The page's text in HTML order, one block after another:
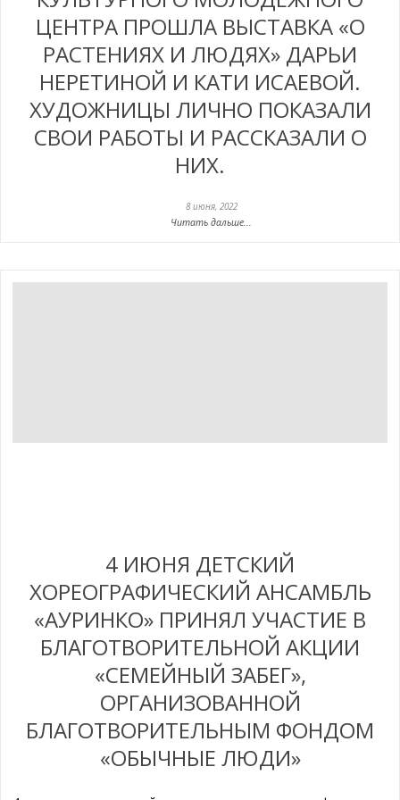
ЦЕНТРА ПРОШЛА ВЫСТАВКА «О
РАСТЕНИЯХ И ЛЮДЯХ» ДАРЬИ
НЕРЕТИНОЙ И КАТИ ИСАЕВОЙ.
ХУДОЖНИЦЫ ЛИЧНО ПОКАЗАЛИ
СВОИ РАБОТЫ И РАССКАЗАЛИ О
НИХ.
8 июня, 2022
Читать дальше...
4 ИЮНЯ ДЕТСКИЙ
ХОРЕОГРАФИЧЕСКИЙ АНСАМБЛЬ
«АУРИНКО» ПРИНЯЛ УЧАСТИЕ В
БЛАГОТВОРИТЕЛЬНОЙ АКЦИИ
«СЕМЕЙНЫЙ ЗАБЕГ»,
ОРГАНИЗОВАННОЙ
БЛАГОТВОРИТЕЛЬНЫМ ФОНДОМ
«ОБЫЧНЫЕ ЛЮДИ»